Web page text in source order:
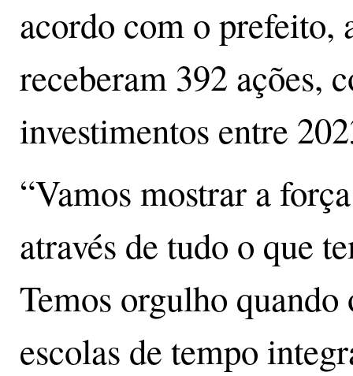
acordo com o prefeito,
receberam 392 ações,
investimentos entre
“Vamos mostrar a
através de tudo o que
Temos orgulho
escolas de tempo